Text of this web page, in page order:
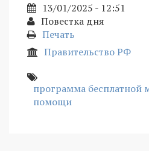
13/01/2025 - 12:51
Повестка дня
Печать
Правительство РФ
программа бесплатной
помощи